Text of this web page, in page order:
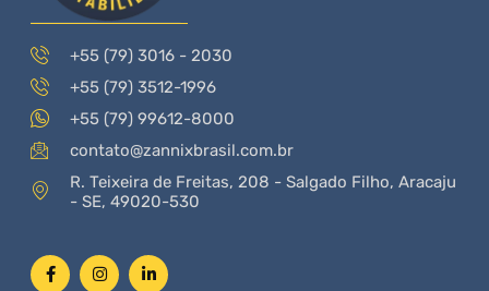
+55 (79) 3016 - 2030
+55 (79) 3512-1996
+55 (79) 99612-8000
contato@zannixbrasil.com.br
R. Teixeira de Freitas, 208 - Salgado Filho, Aracaju
- SE, 49020-530